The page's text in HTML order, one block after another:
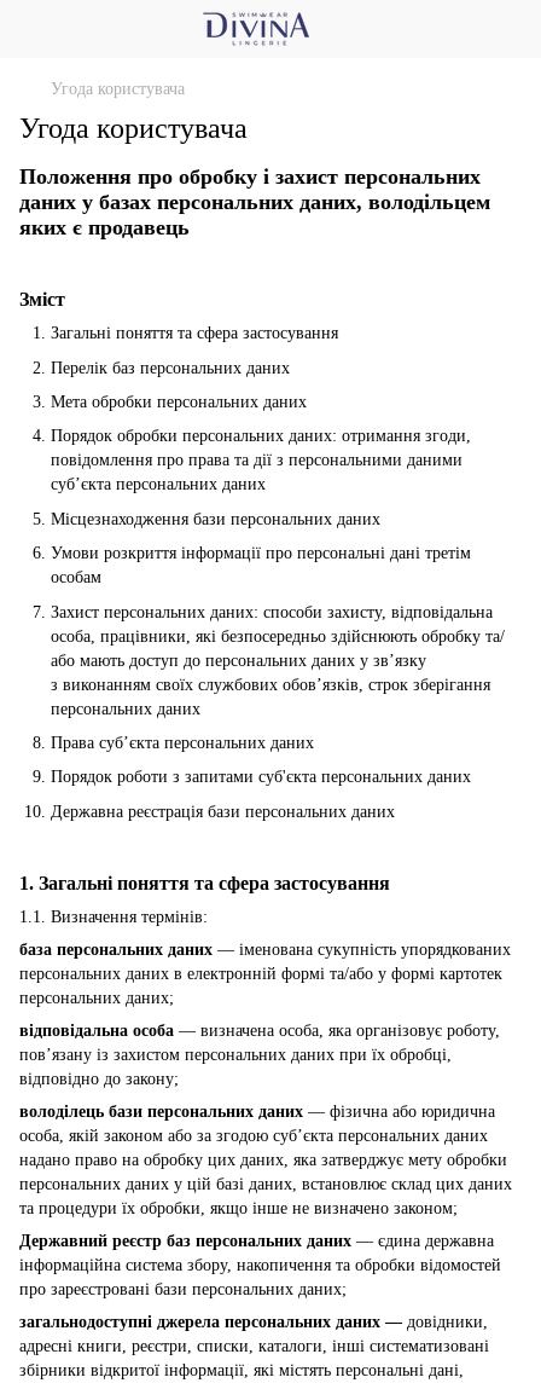
Угода користувача
Угода користувача
Положення про обробку і захист персональних
даних у базах персональних даних, володільцем
яких є продавець
Зміст
Загальні поняття та сфера застосування
Перелік баз персональних даних
Мета обробки персональних даних
Порядок обробки персональних даних: отримання згоди,
повідомлення про права та дії з персональними даними
суб’єкта персональних даних
Місцезнаходження бази персональних даних
Умови розкриття інформації про персональні дані третім
особам
Захист персональних даних: способи захисту, відповідальна
особа, працівники, які безпосередньо здійснюють обробку та/
або мають доступ до персональних даних у зв’язку
з виконанням своїх службових обов’язків, строк зберігання
персональних даних
Права суб’єкта персональних даних
Порядок роботи з запитами суб'єкта персональних даних
Державна реєстрація бази персональних даних
1. Загальні поняття та сфера застосування
1.1. Визначення термінів:
база персональних даних — іменована сукупність упорядкованих
персональних даних в електронній формі та/або у формі картотек
персональних даних;
відповідальна особа — визначена особа, яка організовує роботу,
пов’язану із захистом персональних даних при їх обробці,
відповідно до закону;
володілець бази персональних даних — фізична або юридична
особа, якій законом або за згодою суб’єкта персональних даних
надано право на обробку цих даних, яка затверджує мету обробки
персональних даних у цій базі даних, встановлює склад цих даних
та процедури їх обробки, якщо інше не визначено законом;
Державний реєстр баз персональних даних — єдина державна
інформаційна система збору, накопичення та обробки відомостей
про зареєстровані бази персональних даних;
загальнодоступні джерела персональних даних — довідники,
адресні книги, реєстри, списки, каталоги, інші систематизовані
збірники відкритої інформації, які містять персональні дані,